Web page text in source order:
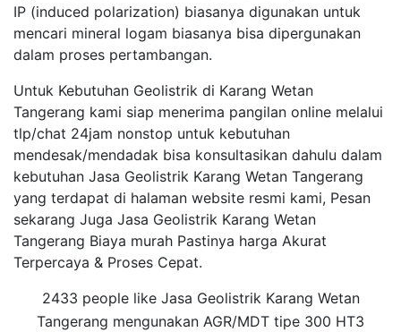
IP (induced polarization) biasanya digunakan untuk
mencari mineral logam biasanya bisa dipergunakan
dalam proses pertambangan.
Untuk Kebutuhan Geolistrik di Karang Wetan
Tangerang kami siap menerima pangilan online melalui
tlp/chat 24jam nonstop untuk kebutuhan
mendesak/mendadak bisa konsultasikan dahulu dalam
kebutuhan Jasa Geolistrik Karang Wetan Tangerang
yang terdapat di halaman website resmi kami, Pesan
sekarang Juga Jasa Geolistrik Karang Wetan
Tangerang Biaya murah Pastinya harga Akurat
Terpercaya & Proses Cepat.
2433 people like Jasa Geolistrik Karang Wetan
Tangerang mengunakan AGR/MDT tipe 300 HT3